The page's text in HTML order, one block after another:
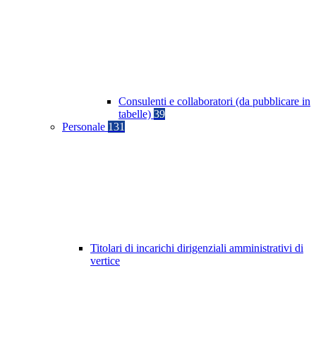
Consulenti e collaboratori (da pubblicare in
tabelle) 39
Personale 131
Titolari di incarichi dirigenziali amministrativi di
vertice